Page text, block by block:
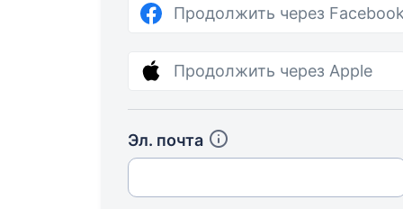
Продолжить через
Продолжить через Apple
Эл. почта